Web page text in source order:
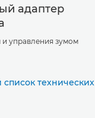
адаптер
управления зумом
технических